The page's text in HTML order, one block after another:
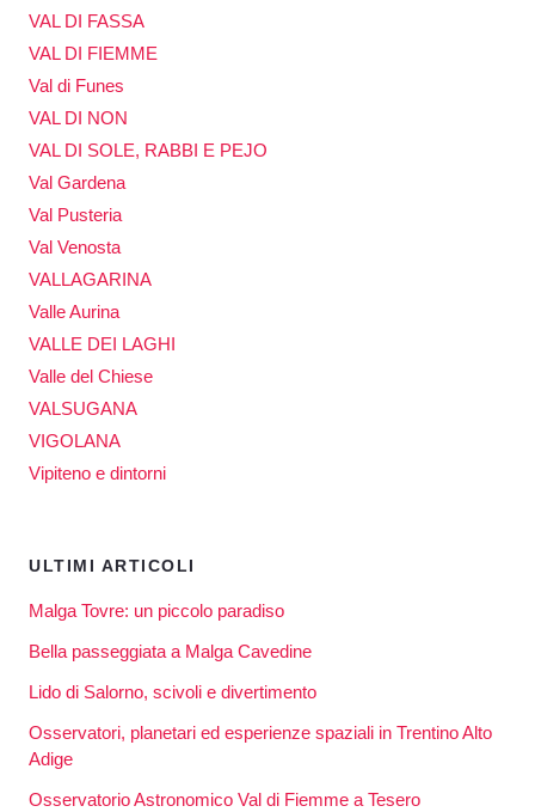
VAL DI FASSA
VAL DI FIEMME
Val di Funes
VAL DI NON
VAL DI SOLE, RABBI E PEJO
Val Gardena
Val Pusteria
Val Venosta
VALLAGARINA
Valle Aurina
VALLE DEI LAGHI
Valle del Chiese
VALSUGANA
VIGOLANA
Vipiteno e dintorni
ULTIMI ARTICOLI
Malga Tovre: un piccolo paradiso
Bella passeggiata a Malga Cavedine
Lido di Salorno, scivoli e divertimento
Osservatori, planetari ed esperienze spaziali in Trentino Alto
Adige
Osservatorio Astronomico Val di Fiemme a Tesero